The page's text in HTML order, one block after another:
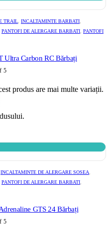
TRAIL INCALTAMINTE BARBATI
PANTOFI DE ALERGARE BARBATI PANTOFI
Ultra Carbon RC Bărbați
5
produs are mai multe variații.
INCALTAMINTE DE ALERGARE SOSEA
PANTOFI DE ALERGARE BARBATI
GTS 24 Bărbați
5